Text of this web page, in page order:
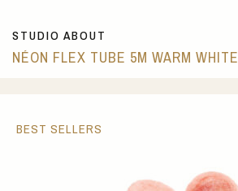
STUDIO ABOUT
NÉON FLEX TUBE 5M WARM WHITE
BEST SELLERS